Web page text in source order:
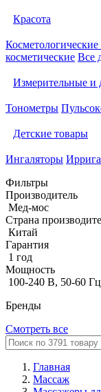
Красота
косметические Все
Измерительные и
Тонометры
Детские товары
Ингаляторы
Фильтры
Производитель
Мед-мос
Страна
Китай
Гарантия
1 год
Мощность
100-240 В, 50-60
Бренды
Смотреть все
Главная
Массаж